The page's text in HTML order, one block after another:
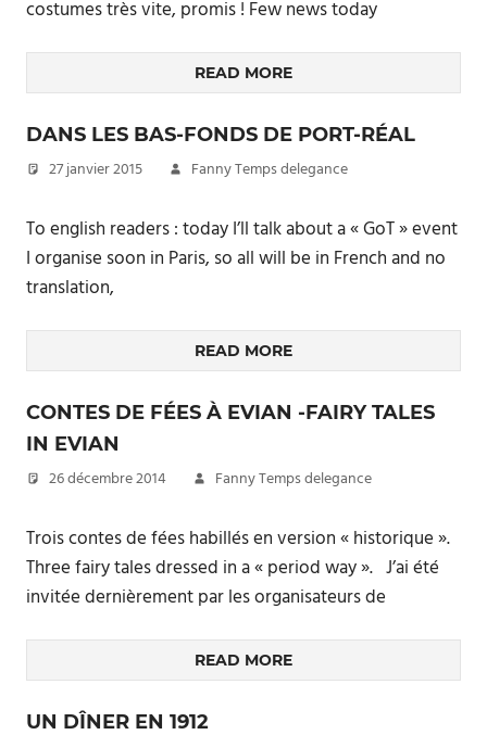
costumes très vite, promis ! Few news today
READ MORE
DANS LES BAS-FONDS DE PORT-RÉAL
27 janvier 2015 Fanny Temps delegance
To english readers : today I’ll talk about a « GoT » event
I organise soon in Paris, so all will be in French and no
translation,
READ MORE
CONTES DE FÉES À EVIAN -FAIRY TALES
IN EVIAN
26 décembre 2014 Fanny Temps delegance
Trois contes de fées habillés en version « historique ».
Three fairy tales dressed in a « period way ». J’ai été
invitée dernièrement par les organisateurs de
READ MORE
UN DÎNER EN 1912